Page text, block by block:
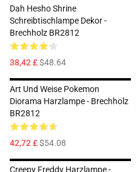
Dah Hesho Shrine
Schreibtischlampe Dekor -
Brechholz BR2812
38,42 £$48.64
Art Und Weise Pokemon
Diorama Harzlampe - Brechholz
BR2812
42,72 £$54.08
Creepy Freddy Harzlampe -